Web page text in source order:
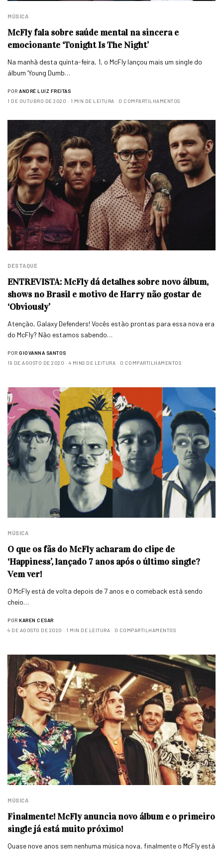
MÚSICA
McFly fala sobre saúde mental na sincera e
emocionante ‘Tonight Is The Night’
Na manhã desta quinta-feira, 1, o McFly lançou mais um single do
álbum ‘Young Dumb…
POR ANDRÉ LUIZ FREITAS
1 DE OUTUBRO DE 2020
1 MIN DE LEITURA 0 COMPARTILHAMENTOS
DESTAQUE
ENTREVISTA: McFly dá detalhes sobre novo álbum,
shows no Brasil e motivo de Harry não gostar de
‘Obviously’
Atenção, Galaxy Defenders! Vocês estão prontas para essa nova era
do McFly? Não estamos sabendo…
POR GIOVANNA SANTOS
19 DE AGOSTO DE 2020
4 MINS DE LEITURA 0 COMPARTILHAMENTOS
MÚSICA
O que os fãs do McFly acharam do clipe de
‘Happiness’, lançado 7 anos após o último single?
Vem ver!
O McFly está de volta depois de 7 anos e o comeback está sendo
cheio…
POR KAREN CESAR
4 DE AGOSTO DE 2020
1 MIN DE LEITURA 0 COMPARTILHAMENTOS
MÚSICA
Finalmente! McFly anuncia novo álbum e o primeiro
single já está muito próximo!
Quase nove anos sem nenhuma música nova, finalmente o McFly está